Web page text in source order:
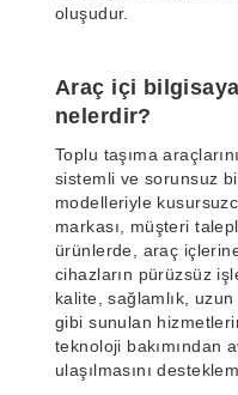
oluşudur.
Araç içi
nelerdir?
Toplu taşıma
sistemli ve sorunsuz
modelleriyle
markası, müşteri
ürünlerde, araç
cihazların pürüzsüz
kalite, sağlamlık,
gibi sunulan
teknoloji bakımından
ulaşılmasını